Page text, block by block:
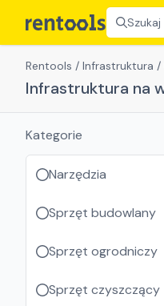
Rentools / Infrastruktura /
Infrastruktura na
Kategorie
Narzędzia
Sprzęt budowlany
Sprzęt ogrodniczy
Sprzęt czyszczący